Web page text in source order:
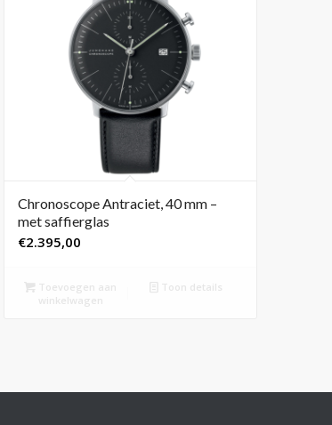
Chronoscope Antraciet, 40 mm –
met saffierglas
€2.395,00
Toevoegen aan
winkelwagen
Toon details